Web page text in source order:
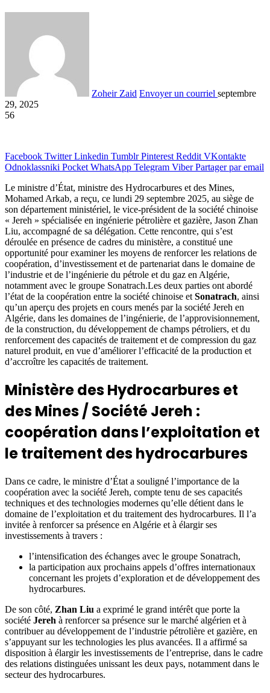
Zoheir Zaid Envoyer un courriel septembre
29, 2025
56
Facebook Twitter Linkedin Tumblr Pinterest Reddit VKontakte
Odnoklassniki Pocket WhatsApp Telegram Viber Partager par email
Le ministre d’État, ministre des Hydrocarbures et des Mines,
Mohamed Arkab, a reçu, ce lundi 29 septembre 2025, au siège de
son département ministériel, le vice-président de la société chinoise
« Jereh » spécialisée en ingénierie pétrolière et gazière, Jason Zhan
Liu, accompagné de sa délégation. Cette rencontre, qui s’est
déroulée en présence de cadres du ministère, a constitué une
opportunité pour examiner les moyens de renforcer les relations de
coopération, d’investissement et de partenariat dans le domaine de
l’industrie et de l’ingénierie du pétrole et du gaz en Algérie,
notamment avec le groupe Sonatrach.Les deux parties ont abordé
l’état de la coopération entre la société chinoise et Sonatrach, ainsi
qu’un aperçu des projets en cours menés par la société Jereh en
Algérie, dans les domaines de l’ingénierie, de l’approvisionnement,
de la construction, du développement de champs pétroliers, et du
renforcement des capacités de traitement et de compression du gaz
naturel produit, en vue d’améliorer l’efficacité de la production et
d’accroître les capacités de traitement.
Ministère des Hydrocarbures et
des Mines / Société Jereh :
coopération dans l’exploitation et
le traitement des hydrocarbures
Dans ce cadre, le ministre d’État a souligné l’importance de la
coopération avec la société Jereh, compte tenu de ses capacités
techniques et des technologies modernes qu’elle détient dans le
domaine de l’exploitation et du traitement des hydrocarbures. Il l’a
invitée à renforcer sa présence en Algérie et à élargir ses
investissements à travers :
l’intensification des échanges avec le groupe Sonatrach,
la participation aux prochains appels d’offres internationaux
concernant les projets d’exploration et de développement des
hydrocarbures.
De son côté, Zhan Liu a exprimé le grand intérêt que porte la
société Jereh à renforcer sa présence sur le marché algérien et à
contribuer au développement de l’industrie pétrolière et gazière, en
s’appuyant sur les technologies les plus avancées. Il a affirmé sa
disposition à élargir les investissements de l’entreprise, dans le cadre
des relations distinguées unissant les deux pays, notamment dans le
secteur des hydrocarbures.